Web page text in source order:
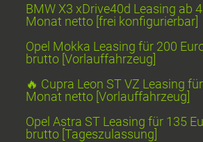
BMW X3 xDrive40d Leasing ab
Monat netto [frei konfigurierbar]
Opel Mokka Leasing für 200
brutto [Vorlauffahrzeug]
🔥 Cupra Leon ST VZ Leasing
Monat netto [Vorlauffahrzeug]
Opel Astra ST Leasing für 135
brutto [Tageszulassung]